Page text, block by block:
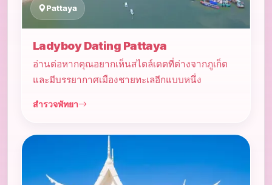
Pattaya
Ladyboy Dating Pattaya
อ่านต่อหากคุณอยากเห็นสไตล์เดตที่ต่างจากภูเก็ต
และมีบรรยากาศเมืองชายทะเลอีกแบบหนึ่ง
สำรวจพัทยา